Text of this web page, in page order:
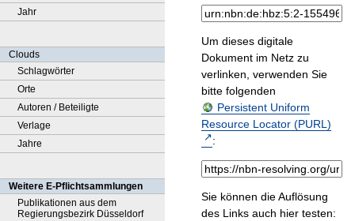
Jahr
Clouds
Schlagwörter
Orte
Autoren / Beteiligte
Verlage
Jahre
Weitere E-Pflichtsammlungen
Publikationen aus dem
Regierungsbezirk Düsseldorf
Um dieses digitale
Dokument im Netz zu
verlinken, verwenden Sie
bitte folgenden
Persistent Uniform
Resource Locator (PURL)
:
Sie können die Auflösung
des Links auch hier testen: